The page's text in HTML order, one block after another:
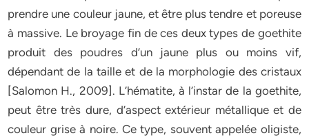
prendre une couleur jaune, et être plus tendre et poreuse
à massive. Le broyage fin de ces deux types de goethite
produit des poudres d’un jaune plus ou moins vif,
dépendant de la taille et de la morphologie des cristaux
[Salomon H., 2009]. L’hématite, à l’instar de la goethite,
peut être très dure, d’aspect extérieur métallique et de
couleur grise à noire. Ce type, souvent appelée oligiste,